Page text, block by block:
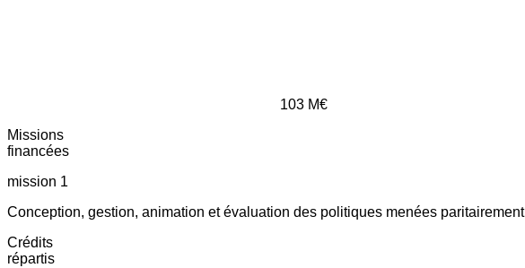
103 M€
Missions
financées
mission 1
Conception, gestion, animation et évaluation des politiques menées paritairement
Crédits
répartis